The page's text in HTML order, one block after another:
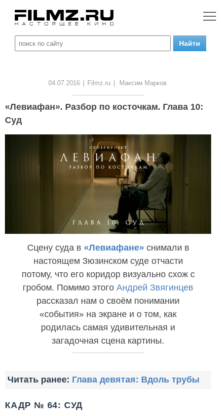
04.07.2016 Filmz.ru Максим Марков
«Левиафан». Разбор по косточкам. Глава 10:
Суд
Сцену суда в «Левиафане»снимали в
настоящем Зюзинском суде отчасти
потому, что его коридор визуально схож с
гробом. Помимо этого Андрей Звягинцев
рассказал нам о своём понимании
«события» на экране и о том, как
родилась самая удивительная и
загадочная сцена картины.
Читать ранее: Глава девятая: Вдоль трубы
КАДР № 64: СУД